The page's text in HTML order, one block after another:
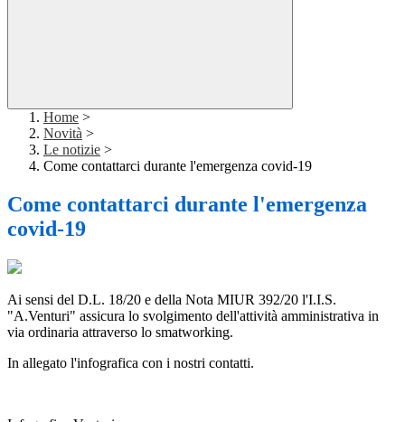
Home >
Novità >
Le notizie >
Come contattarci durante l'emergenza covid-19
Come contattarci durante l'emergenza
covid-19
Ai sensi del D.L. 18/20 e della Nota MIUR 392/20 l'I.I.S.
"A.Venturi" assicura lo svolgimento dell'attività amministrativa in
via ordinaria attraverso lo smatworking.
In allegato l'infografica con i nostri contatti.